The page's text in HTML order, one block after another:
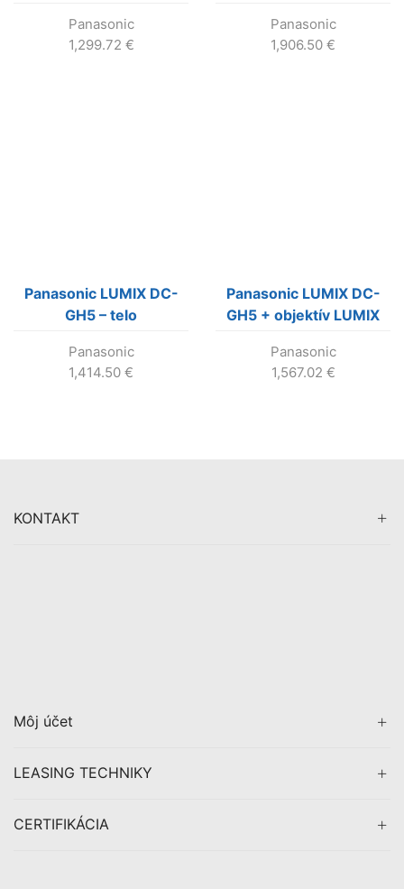
Panasonic
1,299.72 €
Panasonic
1,906.50 €
Panasonic LUMIX DC-
GH5 – telo
Panasonic
1,414.50 €
Panasonic LUMIX DC-
GH5 + objektív LUMIX
Panasonic
1,567.02 €
KONTAKT
Môj účet
LEASING TECHNIKY
CERTIFIKÁCIA